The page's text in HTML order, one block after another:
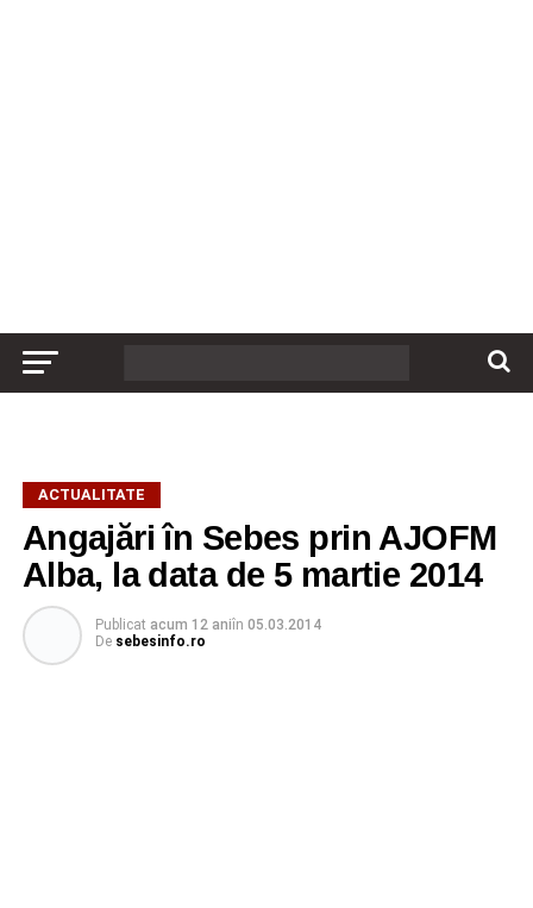
ACTUALITATE
Angajări în Sebes prin AJOFM
Alba, la data de 5 martie 2014
Publicat acum 12 aniîn 05.03.2014
De sebesinfo.ro